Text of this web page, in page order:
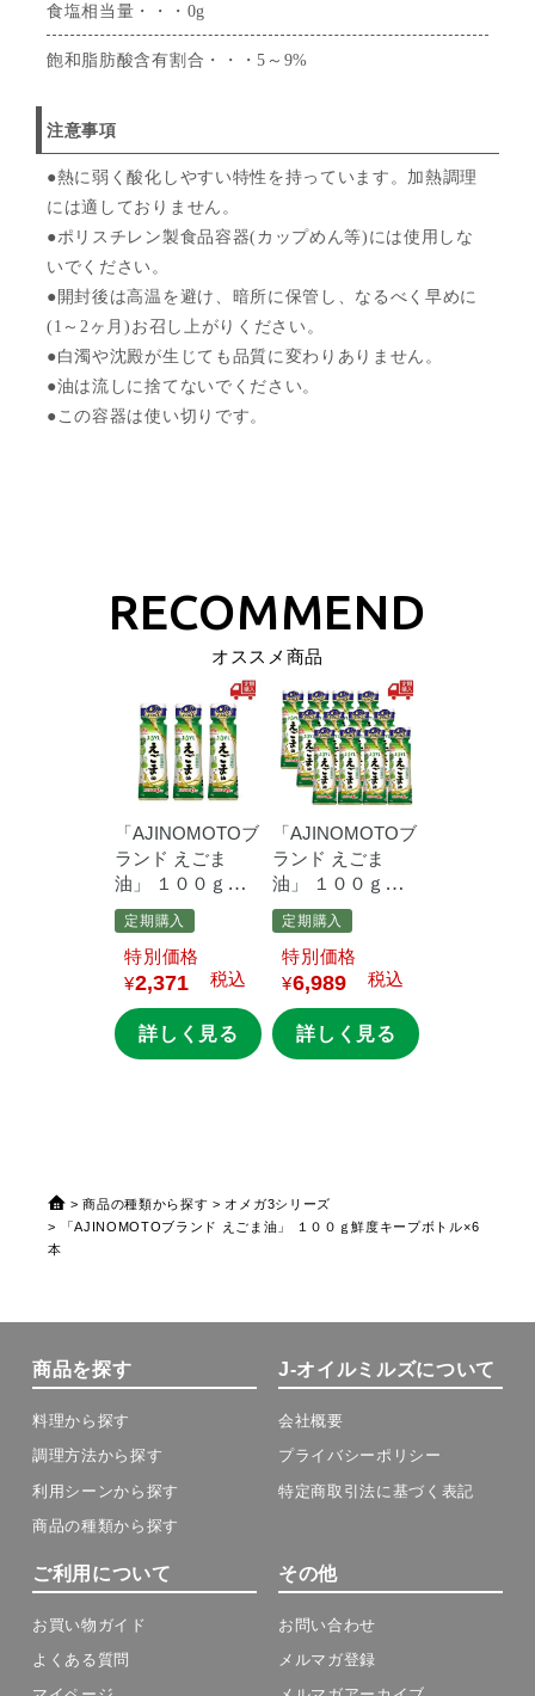
食塩相当量・・・0g
飽和脂肪酸含有割合・・・5～9%
注意事項
●熱に弱く酸化しやすい特性を持っています。加熱調理
には適しておりません。
●ポリスチレン製食品容器(カップめん等)には使用しな
いでください。
●開封後は高温を避け、暗所に保管し、なるべく早めに
(1～2ヶ月)お召し上がりください。
●白濁や沈殿が生じても品質に変わりありません。
●油は流しに捨てないでください。
●この容器は使い切りです。
オススメ商品
「AJINOMOTOブ
ランド えごま
油」
１００ｇ鮮
度キープボトル×3
本
定期購入
価格
¥2,371 税込
詳しく見る
「AJINOMOTOブ
ランド えごま
油」
１００ｇ鮮
度キープボトル
×12本
定期購入
価格
¥6,989 税込
詳しく見る
商品の種類から探す
オメガ3シリーズ
「AJINOMOTOブランド えごま油」 １００ｇ鮮度キープボトル×6
本
商品を探す
料理から探す
調理方法から探す
利用シーンから探す
商品の種類から探す
J-オイルミルズについて
会社概要
プライバシーポリシー
特定商取引法に基づく表記
ご利用について
お買い物ガイド
よくある質問
その他
お問い合わせ
メルマガ登録